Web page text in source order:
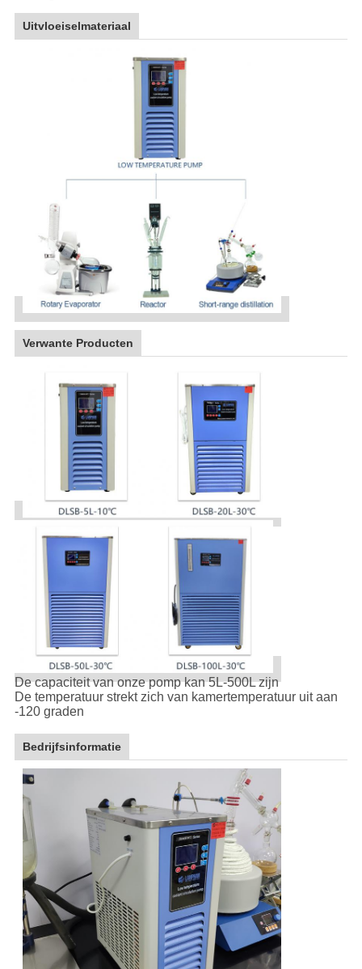
Uitvloeiselmateriaal
Verwante Producten
De capaciteit van onze pomp kan 5L-500L zijn
De temperatuur strekt zich van kamertemperatuur uit aan
-120 graden
Bedrijfsinformatie